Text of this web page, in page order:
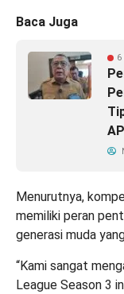
Baca Juga
Menurutnya,
memiliki peran
generasi muda
“Kami sangat
League Season 3